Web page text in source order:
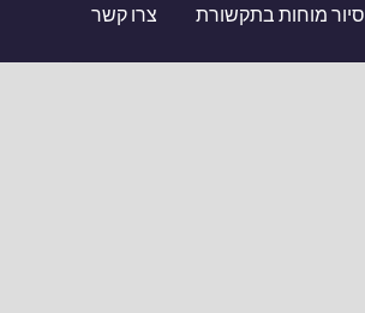
סיור מוחות בתקשורת צרו קשר